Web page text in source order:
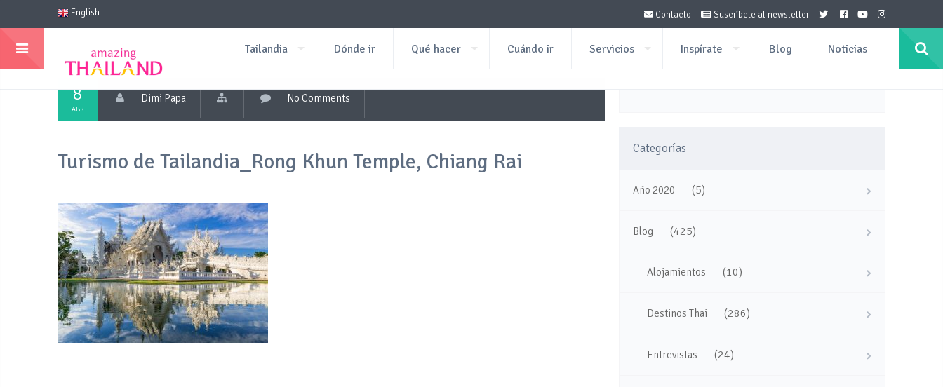
English Contacto Suscríbete al newsletter
Tailandia Dónde ir Qué hacer Cuándo ir Servicios Inspírate Blog Noticias
8
ABR
Dimi Papa No Comments
Turismo de Tailandia_Rong Khun Temple, Chiang Rai
Categorías
Año 2020 (5)
Blog (425)
Alojamientos (10)
Destinos Thai (286)
Entrevistas (24)